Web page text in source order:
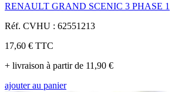
RENAULT GRAND SCENIC 3 PHASE 1
Réf. CVHU : 62551213
17,60 € TTC
+ livraison à partir de 11,90 €
ajouter au panier